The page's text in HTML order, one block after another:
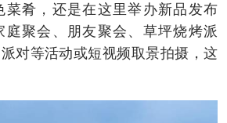
菜肴，还是在这里举办新品发布
庭聚会、朋友聚会、草坪烧烤派
对等活动或短视频取景拍摄，这